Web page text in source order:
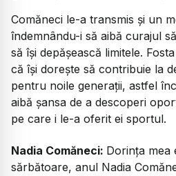
Comăneci le-a transmis și un
îndemnându-i să aibă curajul
să își depășească limitele.
că își dorește să contribuie la
pentru noile generații, astfel
aibă șansa de a descoperi
pe care i le-a oferit ei sportul.
Nadia Comăneci: Dorința mea
sărbătoare, anul Nadia